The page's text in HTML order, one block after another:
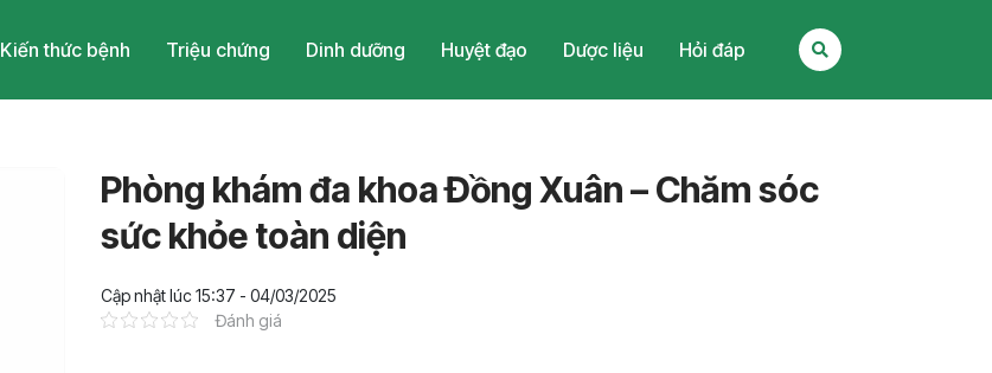
Kiến thức bệnh Triệu chứng Dinh dưỡng Huyệt đạo Dược liệu Hỏi đáp
Phòng khám đa khoa Đồng Xuân – Chăm sóc
sức khỏe toàn diện
Cập nhật lúc 15:37 - 04/03/2025
Đánh giá